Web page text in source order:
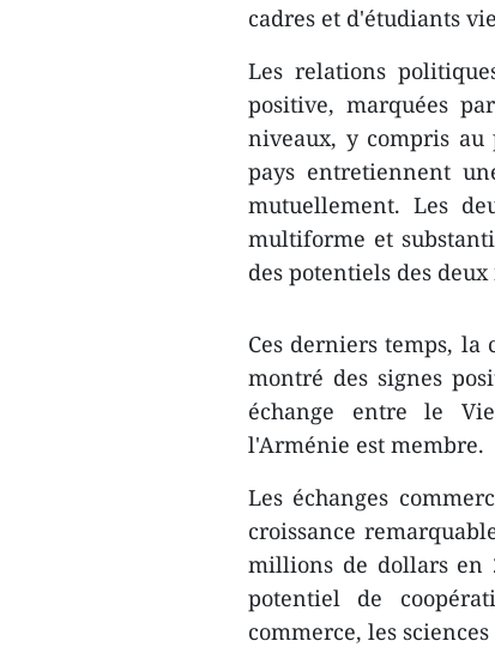
cadres et d'étudiants
Les relations
positive, marquées
niveaux, y compris
pays entretiennent
mutuellement. Les
multiforme et
des potentiels des
Ces derniers temps,
montré des signes
échange entre le
l'Arménie est membre.
Les échanges
croissance
millions de dollars en
potentiel de
commerce, les